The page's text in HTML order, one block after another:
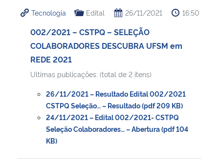
Tecnologia Edital 26/11/2021 16:50
002/2021 – CSTPQ – SELEÇÃO
COLABORADORES DESCUBRA UFSM em
REDE 2021
Ultimas publicações: (total de 2 itens)
26/11/2021 – Resultado Edital 002/2021
CSTPQ Seleção… – Resultado (pdf 209 KB)
24/11/2021 – Edital 002/2021- CSTPQ
Seleção Colaboradores… – Abertura (pdf 104
KB)